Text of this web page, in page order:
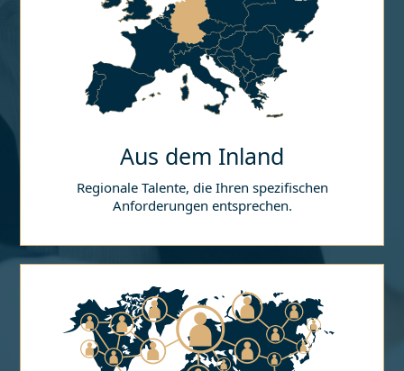
Aus dem Inland
Regionale Talente, die Ihren spezifischen
Anforderungen entsprechen.